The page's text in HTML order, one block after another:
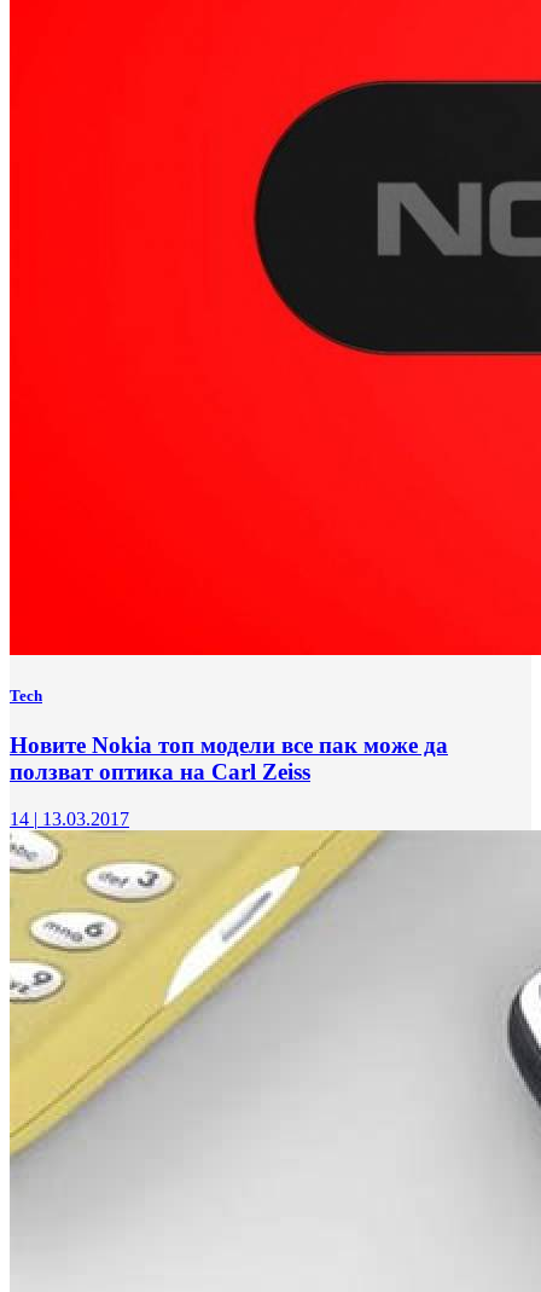
Tech
Новите Nokia топ модели все пак може да
ползват оптика на Carl Zeiss
14 | 13.03.2017